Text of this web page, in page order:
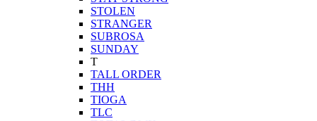
STOLEN
STRANGER
SUBROSA
SUNDAY
T
TALL ORDER
THH
TIOGA
TLC